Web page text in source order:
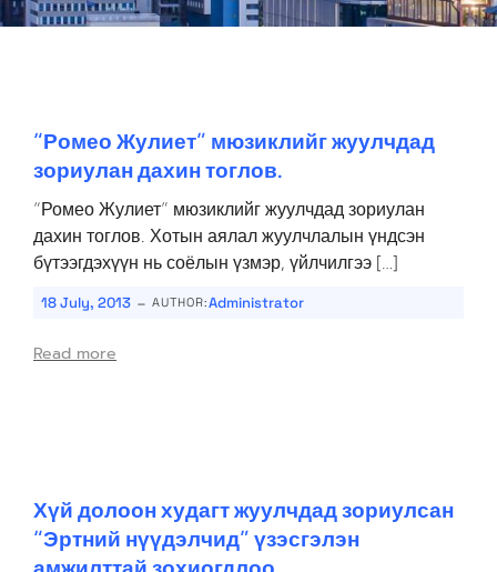
“Ромео Жулиет” мюзиклийг жуулчдад
зориулан дахин тоглов.
“Ромео Жулиет” мюзиклийг жуулчдад зориулан
дахин тоглов. Хотын аялал жуулчлалын үндсэн
бүтээгдэхүүн нь соёлын үзмэр, үйлчилгээ […]
18 July, 2013 - AUTHOR:Administrator
Read more
Хүй долоон худагт жуулчдад зориулсан
“Эртний нүүдэлчид” үзэсгэлэн